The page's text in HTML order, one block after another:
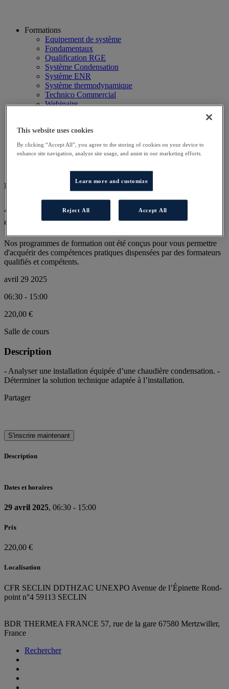
Formations
Equipement de système
Fondamentaux
Qualification RGE
Système Condensation
Système ENR
Système thermodynamique
Technico Commercial
Webinaire
Planning
Contactez-nous
Autres sites
Particulier
DD COND AT
Approfondissement technique des
chaudières à condensation
Nos programmes de formation ont été conçus pour vous permettre
d'acquérir des compétences pratiques dispensées par des formateurs
qualifiés et compétents.
avril 29 2025
06:30 - 15:00
220,00 €
Salle de cours
Description
- Analyser une installation équipée d’une chaudière condensation. -
Déterminer la solution technique adaptée à l’installation.
Partager
S'inscrire maintenant
Description
Dates et horaires
29 avril 2025, 06:30 - 15:00
Prix
220,00 €
Localisation
CFR SECLIN DDTHZAC UNEXPO Avenue de l’Épinette Rond-
point n°4 59113 SECLIN
BDR THERMEA FRANCE 57, rue de la gare 67580 Mertzwiller,
France
Rechercher
This website uses cookies
By clicking “Accept All”, you agree to the storing of cookies on your device to
enhance site navigation, analyze site usage, and assist in our marketing efforts.
Learn more and customize
Reject All Accept All